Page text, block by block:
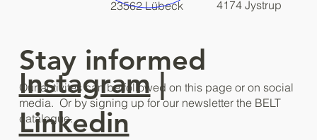
Our activites can be followed on this page or on social
media. Or by signing up for our newsletter the BELT
catalogue.
Instagram|
Linkedin
Stay informed
23562 Lübeck
4174 Jystrup